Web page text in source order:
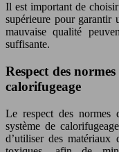
Il est important de
supérieure pour garantir
mauvaise qualité
suffisante.
Respect des
calorifugeage
Le respect des normes
système de
d’utiliser des matériaux